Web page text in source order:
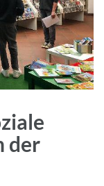
der